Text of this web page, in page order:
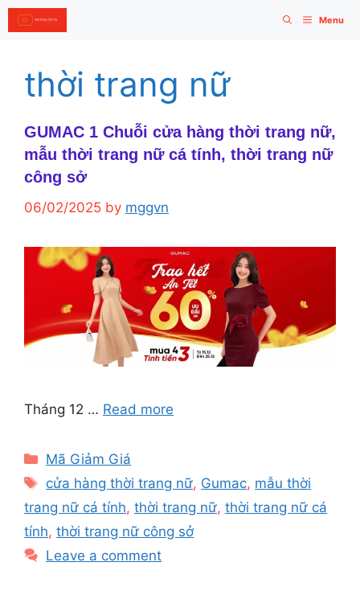
Skip
to
Menu
thời trang nữ
GUMAC 1 Chuỗi cửa hàng thời trang nữ,
mẫu thời trang nữ cá tính, thời trang nữ
công sở
06/02/2025 by mggvn
Tháng 12 … Read more
Categories
Mã Giảm Giá
Tags
cửa hàng thời trang nữ, Gumac, mẫu thời
trang nữ cá tính, thời trang nữ, thời trang nữ cá
tính, thời trang nữ công sở
Leave a comment